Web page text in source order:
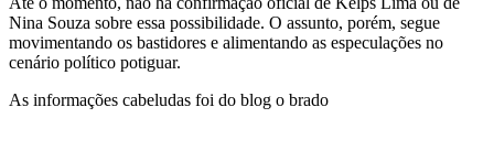
Nina Souza sobre essa possibilidade. O assunto, porém, segue
movimentando os bastidores e alimentando as especulações no
cenário político potiguar.
As informações cabeludas foi do blog o brado